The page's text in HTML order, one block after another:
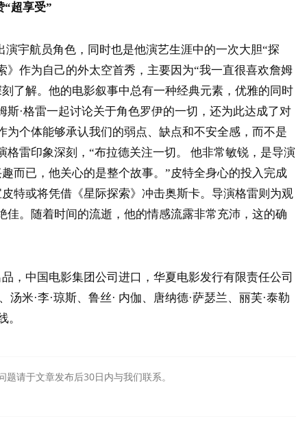
“超享受”
宇航员角色，同时也是他演艺生涯中的一次大胆“探
》作为自己的外太空首秀，主要因为“我一直很喜欢詹姆
了解。他的电影叙事中总有一种经典元素，优雅的同时
斯·格雷一起讨论关于角色罗伊的一切，还为此达成了对
为个体能够承认我们的弱点、缺点和不安全感，而不是
格雷印象深刻，“布拉德关注一切。 他非常敏锐，是导演
而已，他关心的是整个故事。”皮特全身心的投入完成
特或将凭借《星际探索》冲击奥斯卡。导演格雷则为观
佳。随着时间的流逝，他的情感流露非常充沛，这的确
，中国电影集团公司进口，华夏电影发行有限责任公司
汤米·李·琼斯、鲁丝· 内伽、唐纳德·萨瑟兰、丽芙·泰勒
。
请于文章发布后30日内与我们联系。